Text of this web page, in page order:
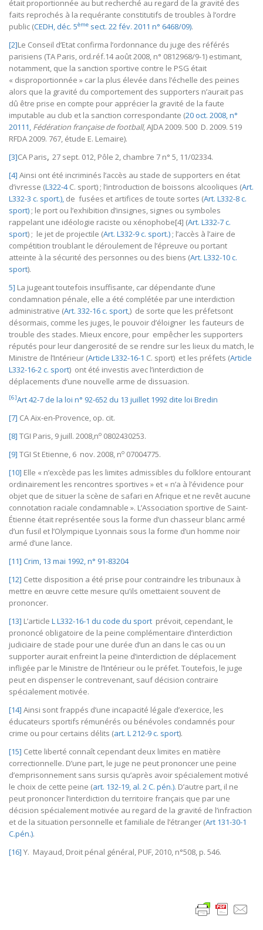
était proportionnée au but recherché au regard de la gravité des
faits reprochés à la requérante constitutifs de troubles à l’ordre
public (CEDH, déc. 5ème sect. 22 fév. 2011 n° 6468/09).
[2]Le Conseil d’Etat confirma l’ordonnance du juge des référés
parisiens (TA Paris, ord.réf.14 août 2008, n° 0812968/9-1) estimant,
notamment, que la sanction sportive contre le PSG était
« disproportionnée » car la plus élevée dans l’échelle des peines
alors que la gravité du comportement des supporters n’aurait pas
dû être prise en compte pour apprécier la gravité de la faute
imputable au club et la sanction correspondante (20 oct. 2008, n°
20111, Fédération française de football, AJDA 2009. 500 D. 2009. 519
RFDA 2009. 767, étude E. Lemaire).
[3]CA Paris, 27 sept. 012, Pôle 2, chambre 7 n° 5, 11/02334.
[4] Ainsi ont été incriminés l’accès au stade de supporters en état
d’ivresse (L322-4C. sport) ; l’introduction de boissons alcooliques (Art.
L332-3 c. sport.), de fusées et artifices de toute sortes (Art. L332-8 c.
sport) ; le port ou l’exhibition d’insignes, signes ou symboles
rappelant une idéologie raciste ou xénophobe[4] (Art. L332-7 c.
sport) ; le jet de projectile (Art. L332-9 c. sport.) ; l’accès à l’aire de
compétition troublant le déroulement de l’épreuve ou portant
atteinte à la sécurité des personnes ou des biens (Art. L332-10 c.
sport).
5] La jugeant toutefois insuffisante, car dépendante d’une
condamnation pénale, elle a été complétée par une interdiction
administrative (Art. 332-16 c. sport,) de sorte que les préfetsont
désormais, comme les juges, le pouvoir d’éloigner les fauteurs de
trouble des stades. Mieux encore, pour empêcher les supporters
réputés pour leur dangerosité de se rendre sur les lieux du match, le
Ministre de l’Intérieur (Article L332-16-1 C. sport) et les préfets (Article
L332-16-2 c. sport) ont été investis avec l’interdiction de
déplacements d’une nouvelle arme de dissuasion.
[6]Art 42-7 de la loi n° 92-652 du 13 juillet 1992 dite loi Bredin
[7] CA Aix-en-Provence, op. cit.
[8] TGI Paris, 9 juill. 2008,no 0802430253.
[9] TGI St Etienne, 6 nov. 2008, no 07004775.
[10] Elle « n’excède pas les limites admissibles du folklore entourant
ordinairement les rencontres sportives » et « n’a à l’évidence pour
objet que de situer la scène de safari en Afrique et ne revêt aucune
connotation raciale condamnable ». L’Association sportive de Saint-
Étienne était représentée sous la forme d’un chasseur blanc armé
d’un fusil et l’Olympique Lyonnais sous la forme d’un homme noir
armé d’une lance.
[11] Crim, 13 mai 1992, n° 91-83204
[12] Cette disposition a été prise pour contraindre les tribunaux à
mettre en œuvre cette mesure qu’ils omettaient souvent de
prononcer.
[13] L’article L L332-16-1 du code du sport prévoit, cependant, le
prononcé obligatoire de la peine complémentaire d’interdiction
judiciaire de stade pour une durée d’un an dans le cas ou un
supporter aurait enfreint la peine d’interdiction de déplacement
infligée par le Ministre de l’Intérieur ou le préfet. Toutefois, le juge
peut en dispenser le contrevenant, sauf décision contraire
spécialement motivée.
[14] Ainsi sont frappés d’une incapacité légale d’exercice, les
éducateurs sportifs rémunérés ou bénévoles condamnés pour
crime ou pour certains délits (art. L 212-9 c. sport).
[15] Cette liberté connaît cependant deux limites en matière
correctionnelle. D’une part, le juge ne peut prononcer une peine
d’emprisonnement sans sursis qu’après avoir spécialement motivé
le choix de cette peine (art. 132-19, al. 2 C. pén.). D’autre part, il ne
peut prononcer l’interdiction du territoire français que par une
décision spécialement motivée au regard de la gravité de l’infraction
et de la situation personnelle et familiale de l’étranger (Art 131-30-1
C.pén.).
[16] Y. Mayaud, Droit pénal général, PUF, 2010, n°508, p. 546.